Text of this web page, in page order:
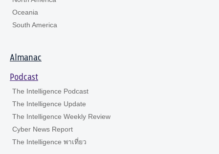
Oceania
South America
Almanac
Podcast
The Intelligence Podcast
The Intelligence Update
The Intelligence Weekly Review
Cyber News Report
The Intelligence พาเที่ยว